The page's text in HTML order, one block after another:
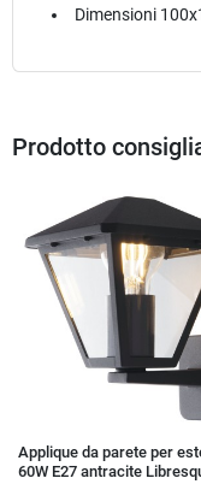
Dimensioni
Prodotto
Applique da parete per
60W E27 antracite